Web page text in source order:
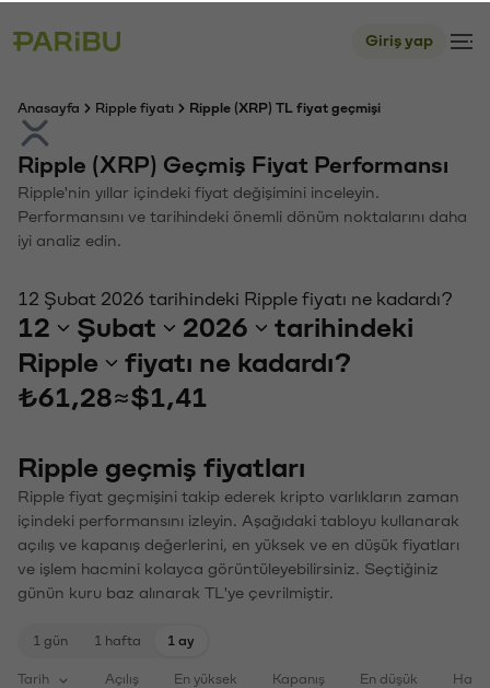
Giriş yap
Anasayfa Ripple fiyatı Ripple (XRP) TL fiyat geçmişi
Ripple (XRP) Geçmiş Fiyat Performansı
Ripple'nin yıllar içindeki fiyat değişimini inceleyin.
Performansını ve tarihindeki önemli dönüm noktalarını daha
iyi analiz edin.
12 Şubat 2026 tarihindeki Ripple fiyatı ne kadardı?
12 Şubat 2026
tarihindeki
Ripple
fiyatı ne kadardı?
₺61,28≈$1,41
Ripple geçmiş fiyatları
Ripple fiyat geçmişini takip ederek kripto varlıkların zaman
içindeki performansını izleyin. Aşağıdaki tabloyu kullanarak
açılış ve kapanış değerlerini, en yüksek ve en düşük fiyatları
ve işlem hacmini kolayca görüntüleyebilirsiniz. Seçtiğiniz
günün kuru baz alınarak TL'ye çevrilmiştir.
1 gün 1 hafta 1 ay
Tarih Açılış En yüksek Kapanış En düşük